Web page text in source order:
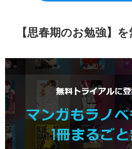
【思春期のお勉強】